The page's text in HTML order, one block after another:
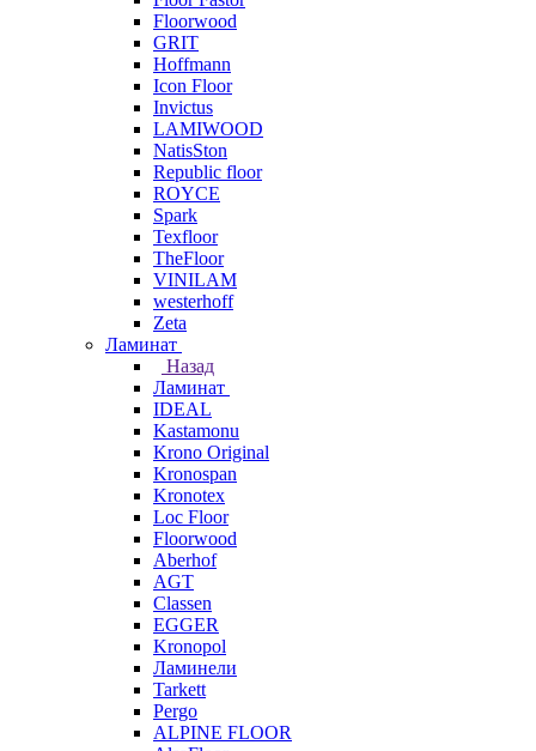
Floorwood
GRIT
Hoffmann
Icon Floor
Invictus
LAMIWOOD
NatisSton
Republic floor
ROYCE
Spark
Texfloor
TheFloor
VINILAM
westerhoff
Zeta
Ламинат
Назад
Ламинат
IDEAL
Kastamonu
Krono Original
Kronospan
Kronotex
Loc Floor
Floorwood
Aberhof
AGT
Classen
EGGER
Kronopol
Ламинели
Tarkett
Pergo
ALPINE FLOOR